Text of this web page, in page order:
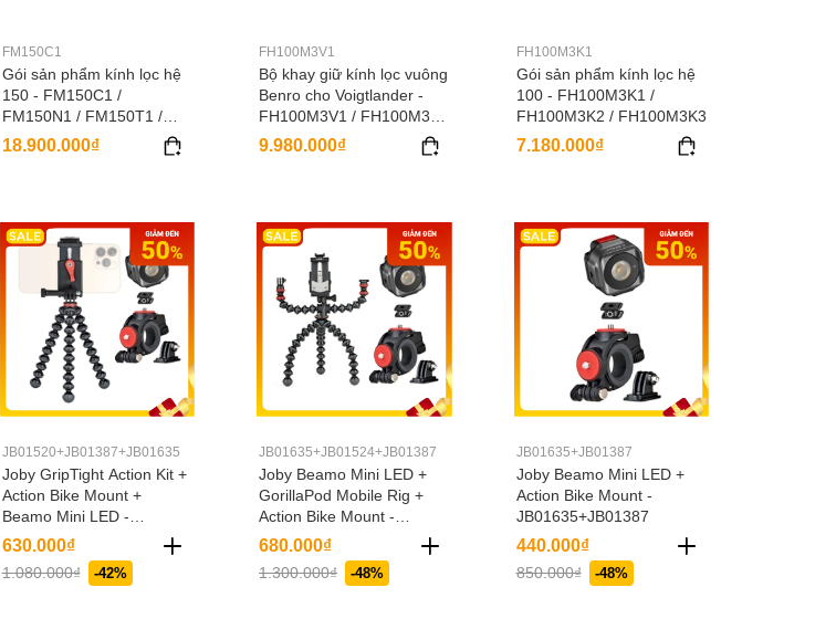
FM150C1
Gói sản phẩm kính lọc hệ
150 - FM150C1 /
FM150N1 / FM150T1 /
FM150S1 / FM150C2
18.900.000₫
FH100M3V1
Bộ khay giữ kính lọc vuông
Benro cho Voigtlander -
FH100M3V1 / FH100M3V2
/ FH100M3V3 /
FH100M3V4
9.980.000₫
FH100M3K1
Gói sản phẩm kính lọc hệ
100 - FH100M3K1 /
FH100M3K2 / FH100M3K3
7.180.000₫
JB01520+JB01387+JB01635
Joby GripTight Action Kit +
Action Bike Mount +
Beamo Mini LED -
JB01520+JB01387+JB016
35
630.000₫
1.080.000₫ -42%
JB01635+JB01524+JB01387
Joby Beamo Mini LED +
GorillaPod Mobile Rig +
Action Bike Mount -
JB01635+JB01524+JB013
87
680.000₫
1.300.000₫ -48%
JB01635+JB01387
Joby Beamo Mini LED +
Action Bike Mount -
JB01635+JB01387
440.000₫
850.000₫ -48%